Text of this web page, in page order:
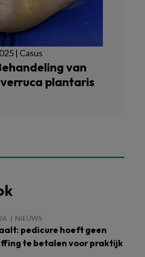
| Casus
van
plantaris
NIEUWS
pedicure hoeft geen
te betalen voor praktijk